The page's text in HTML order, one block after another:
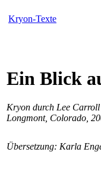
Kryon-Texte
Ein Blick
Kryon durch Lee Carroll
Longmont, Colorado,
Übersetzung: Karla